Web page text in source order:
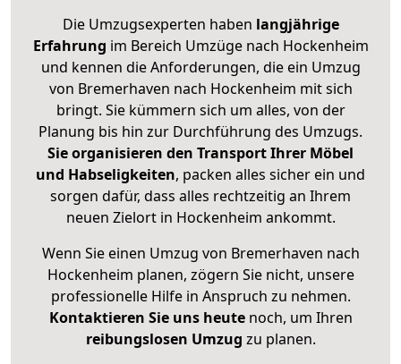
Die Umzugsexperten haben langjährige
Erfahrung im Bereich Umzüge nach Hockenheim
und kennen die Anforderungen, die ein Umzug
von Bremerhaven nach Hockenheim mit sich
bringt. Sie kümmern sich um alles, von der
Planung bis hin zur Durchführung des Umzugs.
Sie organisieren den Transport Ihrer Möbel
und Habseligkeiten, packen alles sicher ein und
sorgen dafür, dass alles rechtzeitig an Ihrem
neuen Zielort in Hockenheim ankommt.
Wenn Sie einen Umzug von Bremerhaven nach
Hockenheim planen, zögern Sie nicht, unsere
professionelle Hilfe in Anspruch zu nehmen.
Kontaktieren Sie uns heutenoch, um Ihren
reibungslosen Umzug zu planen.